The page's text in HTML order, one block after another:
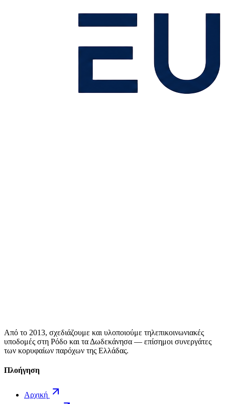
Από το 2013, σχεδιάζουμε και υλοποιούμε τηλεπικοινωνιακές
υποδομές στη Ρόδο και τα Δωδεκάνησα — επίσημοι συνεργάτες
των κορυφαίων παρόχων της Ελλάδας.
Πλοήγηση
Αρχική